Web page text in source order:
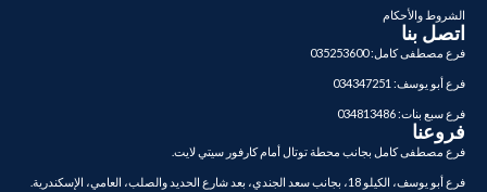
الشروط والأحكام
اتصل بنا
فرع مصطفى كامل: 035253600
فرع أبو يوسف: 034347251
فرع سبع بنات: 034813486
فروعنا
فرع مصطفى كامل بجانب محطة توتال أمام كارفور سيتي لايت.
فرع أبو يوسف، الكيلو 18، بجانب سعد الجندي، بعد شارع الحديد والصلب، العامي، الإسكندرية.